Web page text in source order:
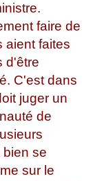
faire de
aient faites
d'être
C'est dans
juger un
de
bien se
sur le